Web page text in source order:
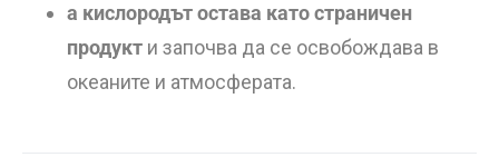
а кислородът остава като страничен
продукт и започва да се освобождава в
океаните и атмосферата.